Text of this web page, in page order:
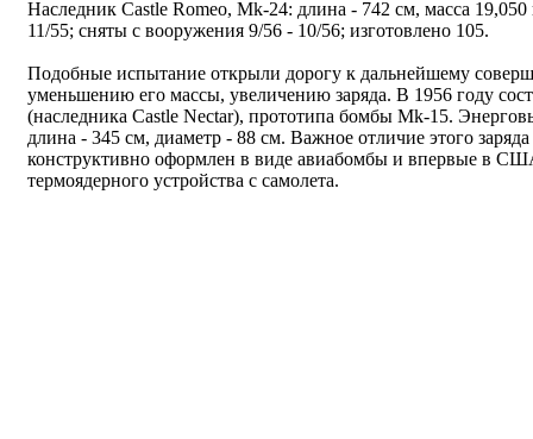
Наследник Castle Romeo, Mk-24: длина - 742 см, масса 19,050
11/55; сняты с вооружения 9/56 - 10/56; изготовлено 105.
Подобные испытание открыли дорогу к дальнейшему
уменьшению его массы, увеличению заряда. В 1956 году
(наследника Castle Nectar), прототипа бомбы Mk-15.
длина - 345 см, диаметр - 88 см. Важное отличие этого
конструктивно оформлен в виде авиабомбы и впервые в
термоядерного устройства с самолета.